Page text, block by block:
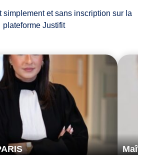
simplement et sans inscription sur la
plateforme Justifit